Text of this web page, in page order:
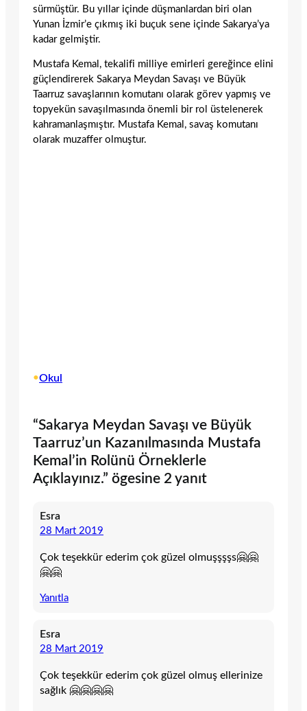
sürmüştür. Bu yıllar içinde düşmanlardan biri olan
Yunan İzmir’e çıkmış iki buçuk sene içinde Sakarya’ya
kadar gelmiştir.
Mustafa Kemal, tekalifi milliye emirleri gereğince elini
güçlendirerek Sakarya Meydan Savaşı ve Büyük
Taarruz savaşlarının komutanı olarak görev yapmış ve
topyekün savaşılmasında önemli bir rol üstelenerek
kahramanlaşmıştır. Mustafa Kemal, savaş komutanı
olarak muzaffer olmuştur.
•Okul
“Sakarya Meydan Savaşı ve Büyük
Taarruz’un Kazanılmasında Mustafa
Kemal’in Rolünü Örneklerle
Açıklayınız.” ögesine 2 yanıt
Esra
28 Mart 2019
Çok teşekkür ederim çok güzel olmuşşşşs🤗🤗
🤗🤗
Yanıtla
Esra
28 Mart 2019
Çok teşekkür ederim çok güzel olmuş ellerinize
sağlık 🤗🤗🤗🤗